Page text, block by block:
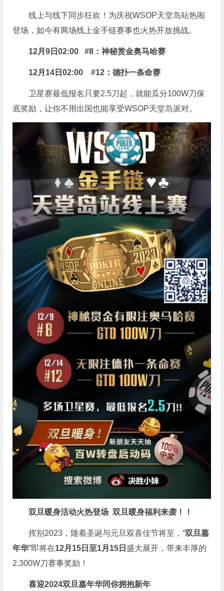
线上与线下同步狂欢！为庆祝WSOP天堂岛站热闹
登场，如今有两场线上金手链赛事也火热开放挑战。
12月9日02:00#8：神秘赏金奥马哈赛
12月14日02:00#12：德扑一条命赛
卫星赛最低报名只要2.5刀起，就能瓜分100W刀保
底奖励，让你不用出国也能享受WSOP天堂岛派对。
双旦暖身活动火热登场双旦暖身福利来袭！！
挥别2023，随着圣诞与元旦双喜佳节将至，“双旦嘉
年华”即将在12月15日至1月15日 盛大展开，带来丰厚的
2,300W刀赛事奖励！
喜迎2024双旦嘉年华同你拥抱新年